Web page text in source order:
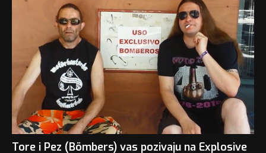
Tore i Pez (Bömbers) vas pozivaju na Explosive